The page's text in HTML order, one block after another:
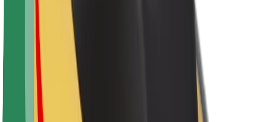
Misija
Investuotojams
Vadovybė
Prekės ženklas
Žiniasklaidai
„Urban Fund“